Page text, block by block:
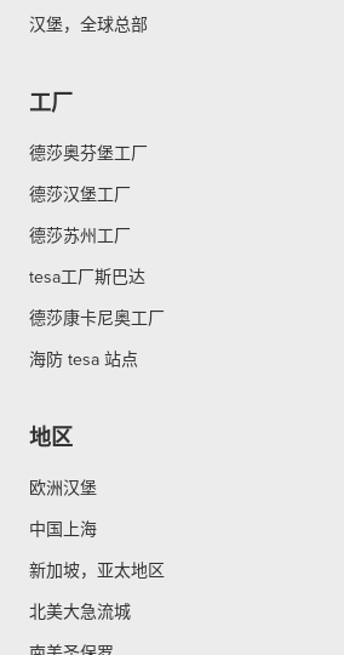
汉堡，全球总部
工厂
德莎奥芬堡工厂
德莎汉堡工厂
德莎苏州工厂
tesa工厂斯巴达
德莎康卡尼奥工厂
海防 tesa 站点
地区
欧洲汉堡
中国上海
新加坡，亚太地区
北美大急流城